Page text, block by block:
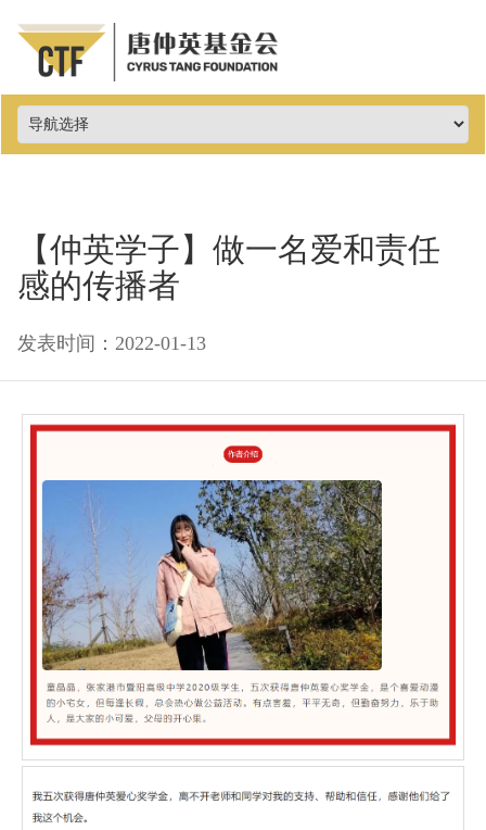
【仲英学子】做一名爱和责任
感的传播者
发表时间：2022-01-13